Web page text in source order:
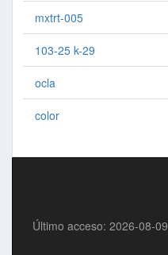
mxtrt-005
103-25 k-29
ocla
color
Último acceso: 2026-08-09